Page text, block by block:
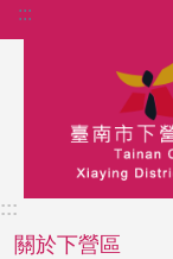
跳到主要內容區塊
:::
:::
關於下營區